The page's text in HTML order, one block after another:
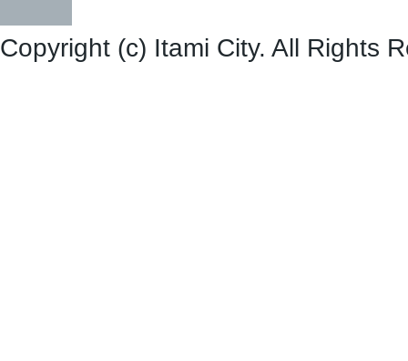
Copyright (c) Itami City. All Rights